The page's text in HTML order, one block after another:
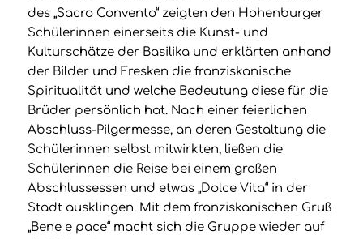
des „Sacro Convento“ zeigten den Hohenburger
Schülerinnen einerseits die Kunst- und
Kulturschätze der Basilika und erklärten anhand
der Bilder und Fresken die franziskanische
Spiritualität und welche Bedeutung diese für die
Brüder persönlich hat. Nach einer feierlichen
Abschluss-Pilgermesse, an deren Gestaltung die
Schülerinnen selbst mitwirkten, ließen die
Schülerinnen die Reise bei einem großen
Abschlussessen und etwas „Dolce Vita“ in der
Stadt ausklingen. Mit dem franziskanischen Gruß
„Bene e pace“ macht sich die Gruppe wieder auf